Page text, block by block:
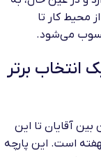
محیط کار تا
می‌شود.
انتخاب برتر
آقایان تا این
است. این پارچه